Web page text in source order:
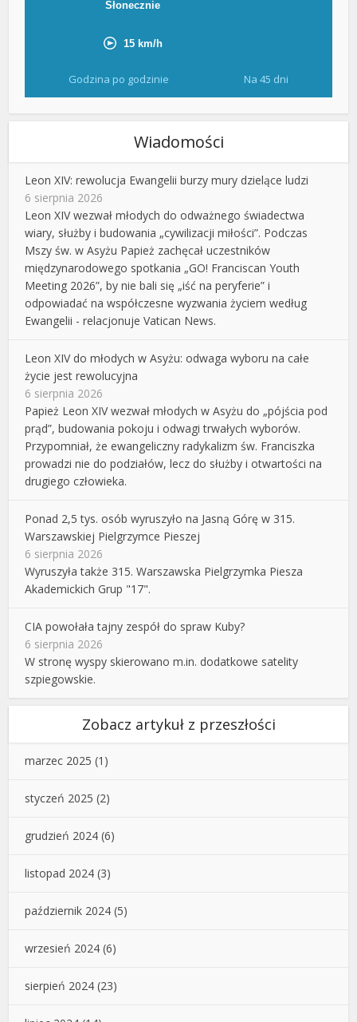
Godzina po godzinie Na 45 dni
Wiadomości
Leon XIV: rewolucja Ewangelii burzy mury dzielące ludzi
6 sierpnia 2026
Leon XIV wezwał młodych do odważnego świadectwa
wiary, służby i budowania „cywilizacji miłości”. Podczas
Mszy św. w Asyżu Papież zachęcał uczestników
międzynarodowego spotkania „GO! Franciscan Youth
Meeting 2026”, by nie bali się „iść na peryferie” i
odpowiadać na współczesne wyzwania życiem według
Ewangelii - relacjonuje Vatican News.
Leon XIV do młodych w Asyżu: odwaga wyboru na całe
życie jest rewolucyjna
6 sierpnia 2026
Papież Leon XIV wezwał młodych w Asyżu do „pójścia pod
prąd”, budowania pokoju i odwagi trwałych wyborów.
Przypomniał, że ewangeliczny radykalizm św. Franciszka
prowadzi nie do podziałów, lecz do służby i otwartości na
drugiego człowieka.
Ponad 2,5 tys. osób wyruszyło na Jasną Górę w 315.
Warszawskiej Pielgrzymce Pieszej
6 sierpnia 2026
Wyruszyła także 315. Warszawska Pielgrzymka Piesza
Akademickich Grup "17".
CIA powołała tajny zespół do spraw Kuby?
6 sierpnia 2026
W stronę wyspy skierowano m.in. dodatkowe satelity
szpiegowskie.
Zobacz artykuł z przeszłości
marzec 2025 (1)
styczeń 2025 (2)
grudzień 2024 (6)
listopad 2024 (3)
październik 2024 (5)
wrzesień 2024 (6)
sierpień 2024 (23)